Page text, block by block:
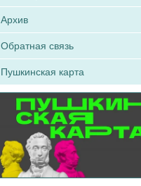
Архив
Обратная связь
Пушкинская карта